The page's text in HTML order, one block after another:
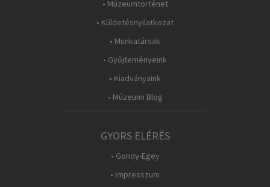
• Múzeumtörténet
• Küldetésnyilatkozat
• Munkatársak
• Gyűjteményeink
• Kiadványaink
• Múzeumi Blog
GYORS ELÉRÉS
• Gondy-Egey
• Impresszum